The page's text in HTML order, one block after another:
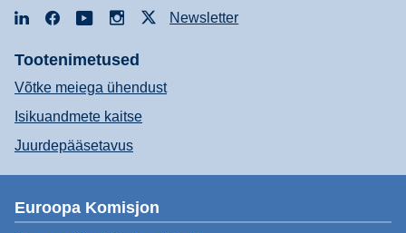
LinkedInFacebookYouTubeInstagramNewsletter
Tootenimetused
Võtke meiega ühendust
Isikuandmete kaitse
Juurdepääsetavus
Euroopa Komisjon